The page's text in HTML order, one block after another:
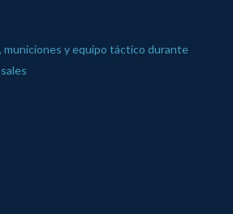
municiones y equipo táctico durante